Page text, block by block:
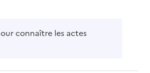
connaître les actes